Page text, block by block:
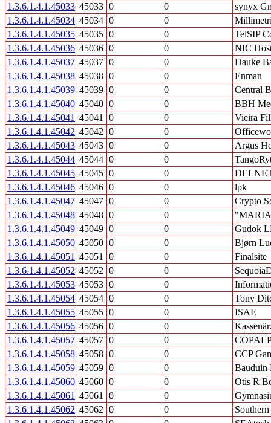
1.3.6.1.4.1.45033 45033 0 0
synyx
1.3.6.1.4.1.45034 45034 0 0
1.3.6.1.4.1.45035 45035 0 0
TelSIP
1.3.6.1.4.1.45036 45036 0 0
NIC
1.3.6.1.4.1.45037 45037 0 0
Hauke
1.3.6.1.4.1.45038 45038 0 0
Enman
1.3.6.1.4.1.45039 45039 0 0
Central
1.3.6.1.4.1.45040 45040 0 0
BBH
1.3.6.1.4.1.45041 45041 0 0
Vieira
1.3.6.1.4.1.45042 45042 0 0
1.3.6.1.4.1.45043 45043 0 0
Argus
1.3.6.1.4.1.45044 45044 0 0
1.3.6.1.4.1.45045 45045 0 0
1.3.6.1.4.1.45046 45046 0 0
lpk
1.3.6.1.4.1.45047 45047 0 0
Crypto
1.3.6.1.4.1.45048 45048 0 0
1.3.6.1.4.1.45049 45049 0 0
Gudok
1.3.6.1.4.1.45050 45050 0 0
Bjørn
1.3.6.1.4.1.45051 45051 0 0
Finalsite
1.3.6.1.4.1.45052 45052 0 0
1.3.6.1.4.1.45053 45053 0 0
1.3.6.1.4.1.45054 45054 0 0
Tony
1.3.6.1.4.1.45055 45055 0 0
ISAE
1.3.6.1.4.1.45056 45056 0 0
1.3.6.1.4.1.45057 45057 0 0
1.3.6.1.4.1.45058 45058 0 0
CCP
1.3.6.1.4.1.45059 45059 0 0
Bauduin
1.3.6.1.4.1.45060 45060 0 0
Otis R
1.3.6.1.4.1.45061 45061 0 0
1.3.6.1.4.1.45062 45062 0 0